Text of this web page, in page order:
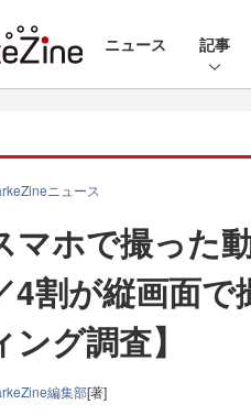
ニュース 記事
ニュース
マホで撮った
4割が縦画面
ング調査】
編集部[著]